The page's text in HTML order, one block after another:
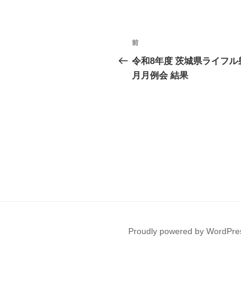
投
稿
ナ
前
の
投
前
令和8年度 茨城県ライフル
月月例会 結果
Proudly powered by